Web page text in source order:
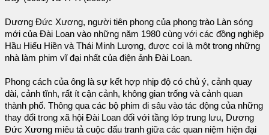
Dương Đức Xương, người tiên phong của phong trào Làn sóng
mới của Đài Loan vào những năm 1980 cùng với các đồng nghiệp
Hầu Hiếu Hiền và Thái Minh Lượng, được coi là một trong những
nhà làm phim vĩ đại nhất của điện ảnh Đài Loan.
Phong cách của ông là sự kết hợp nhịp độ có chủ ý, cảnh quay
dài, cảnh tĩnh, rất ít cận cảnh, không gian trống và cảnh quan
thành phố. Thông qua các bộ phim đi sâu vào tác động của những
thay đổi trong xã hội Đài Loan đối với tầng lớp trung lưu, Dương
Đức Xương miêu tả cuộc đấu tranh giữa các quan niệm hiện đại